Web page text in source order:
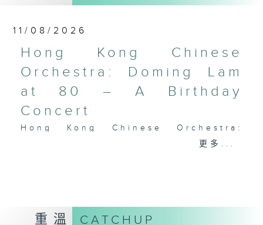
Performing Arts on on 18/4/2026
演藝學院大提琴音樂節2026
開幕音樂會——星籟弦響
香港演藝學院音樂學院弦樂系學生
歌舒詠（考夫曼改編）
羅西尼
《威廉．泰爾》序曲（為六把大提琴而作）
角野隼斗（張希文改編）
11/08/2026
Hong Kong Chinese
Orchestra: Doming Lam
at 80 – A Birthday
Concert
Hong Kong Chinese Orchestra:
Doming Lam at 80 – A Birthday
Doming LAM
更多...
重溫 CATCHUP